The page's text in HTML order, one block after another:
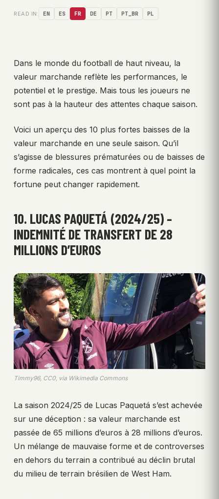
READ IN: EN ES FR DE PT PT_BR PL
Dans le monde du football de haut niveau, la
valeur marchande reflète les performances, le
potentiel et le prestige. Mais tous les joueurs ne
sont pas à la hauteur des attentes chaque saison.
Voici un aperçu des 10 plus fortes baisses de la
valeur marchande en une seule saison. Qu’il
s’agisse de blessures prématurées ou de baisses de
forme radicales, ces cas montrent à quel point la
fortune peut changer rapidement.
10. LUCAS PAQUETÁ (2024/25) –
INDEMNITÉ DE TRANSFERT DE 28
MILLIONS D’EUROS
Timmy96, CC0, via Wikimedia Commons
La saison 2024/25 de Lucas Paquetá s’est achevée
sur une déception : sa valeur marchande est
passée de 65 millions d’euros à 28 millions d’euros.
Un mélange de mauvaise forme et de controverses
en dehors du terrain a contribué au déclin brutal
du milieu de terrain brésilien de West Ham.